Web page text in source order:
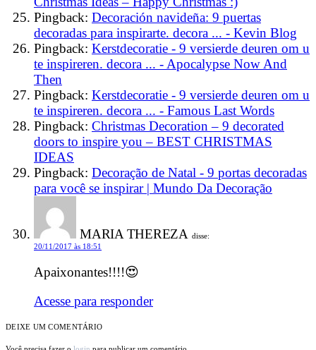
Pingback: Decoración navideña: 9 puertas
decoradas para inspirarte. decora ... - Kevin Blog
Pingback: Kerstdecoratie - 9 versierde deuren om u
te inspireren. decora ... - Apocalypse Now And
Then
Pingback: Kerstdecoratie - 9 versierde deuren om u
te inspireren. decora ... - Famous Last Words
Pingback: Christmas Decoration – 9 decorated
doors to inspire you – BEST CHRISTMAS
IDEAS
Pingback: Decoração de Natal - 9 portas decoradas
para você se inspirar | Mundo Da Decoração
MARIA THEREZA disse:
20/11/2017 às 18:51
Apaixonantes!!!!😍
Acesse para responder
DEIXE UM COMENTÁRIO